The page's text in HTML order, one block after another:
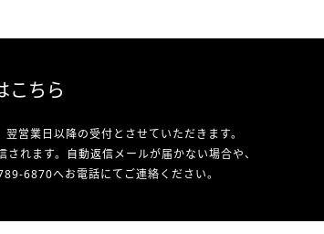
こちら
営業日以降の受付とさせていただきます。
れます。自動返信メールが届かない場合や、
6870へお電話にてご連絡ください。